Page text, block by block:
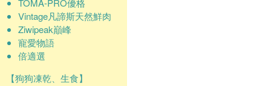
TOMA-PRO優格
Vintage凡諦斯天然鮮肉
Ziwipeak巔峰
寵愛物語
倍適選
【狗狗凍乾、生食】